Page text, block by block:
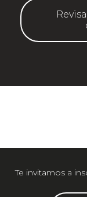
Te invitamos a